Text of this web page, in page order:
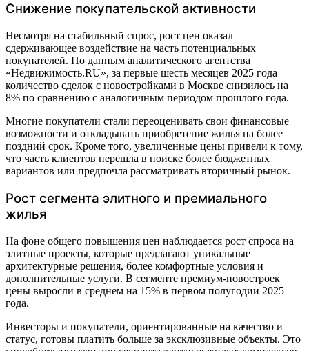
Снижение покупательской активности
Несмотря на стабильный спрос, рост цен оказал
сдерживающее воздействие на часть потенциальных
покупателей. По данным аналитического агентства
«Недвижимость.RU», за первые шесть месяцев 2025 года
количество сделок с новостройками в Москве снизилось на
8% по сравнению с аналогичным периодом прошлого года.
Многие покупатели стали переоценивать свои финансовые
возможности и откладывать приобретение жилья на более
поздний срок. Кроме того, увеличенные цены привели к тому,
что часть клиентов перешла в поиске более бюджетных
вариантов или предпочла рассматривать вторичный рынок.
Рост сегмента элитного и премиального
жилья
На фоне общего повышения цен наблюдается рост спроса на
элитные проекты, которые предлагают уникальные
архитектурные решения, более комфортные условия и
дополнительные услуги. В сегменте премиум-новостроек
цены выросли в среднем на 15% в первом полугодии 2025
года.
Инвесторы и покупатели, ориентированные на качество и
статус, готовы платить больше за эксклюзивные объекты. Это